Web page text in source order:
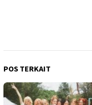
POS TERKAIT